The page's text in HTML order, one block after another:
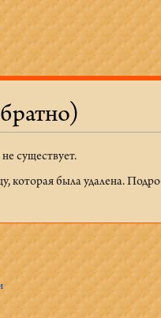
существует.
которая была удалена.